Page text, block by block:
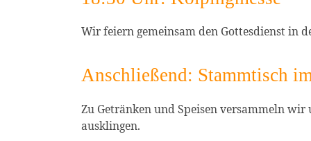
Wir feiern gemeinsam den Gottesdienst in
Anschließend: Stammtisch
Zu Getränken und Speisen versammeln wir
ausklingen.